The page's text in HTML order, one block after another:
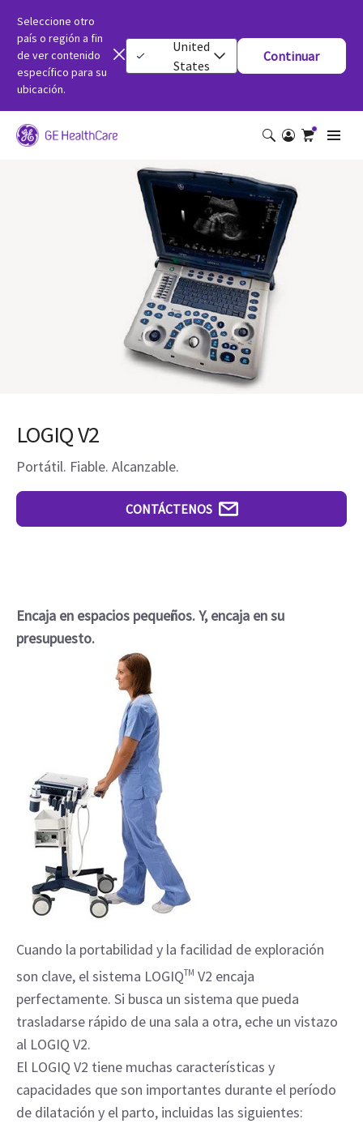
Seleccione otro
país o región a fin
de ver contenido
específico para su
ubicación.
United
States
Continuar
LOGIQ V2
Portátil. Fiable. Alcanzable.
CONTÁCTENOS
Encaja en espacios pequeños. Y, encaja en su
presupuesto.
Cuando la portabilidad y la facilidad de exploración
son clave, el sistema LOGIQTM V2 encaja
perfectamente. Si busca un sistema que pueda
trasladarse rápido de una sala a otra, eche un vistazo
al LOGIQ V2.
El LOGIQ V2 tiene muchas características y
capacidades que son importantes durante el período
de dilatación y el parto, incluidas las siguientes: